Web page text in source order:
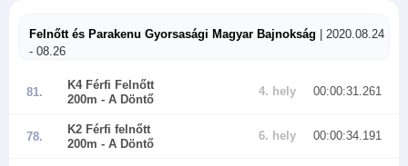
Felnőtt és Parakenu Gyorsasági Magyar Bajnokság | 2020.08.24
- 08.26
81.
K4 Férfi Felnőtt
200m - A Döntő
4. hely 00:00:31.261
78.
K2 Férfi felnőtt
200m - A Döntő
6. hely 00:00:34.191